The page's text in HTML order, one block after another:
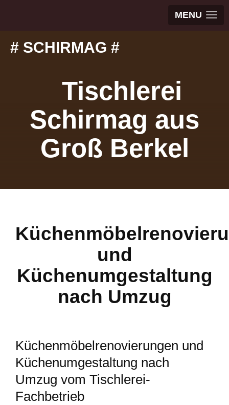
MENU
# SCHIRMAG #
Tischlerei
Schirmag aus
Groß Berkel
und
Küchenumgestaltung
nach Umzug
Küchenmöbelrenovierungen und
Küchenumgestaltung nach
Umzug vom Tischlerei-
Fachbetrieb